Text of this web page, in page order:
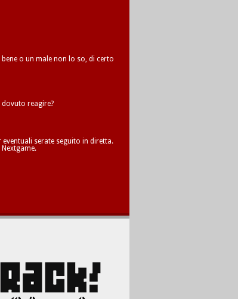
o un male non lo so, di certo
reagire?
serate seguito in diretta.